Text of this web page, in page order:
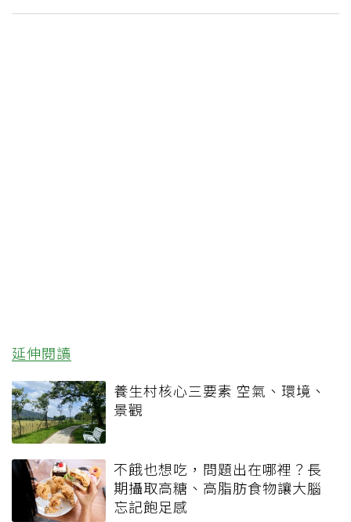
延伸閱讀
養生村核心三要素 空氣、環境、
景觀
不餓也想吃，問題出在哪裡？長
期攝取高糖、高脂肪食物讓大腦
忘記飽足感